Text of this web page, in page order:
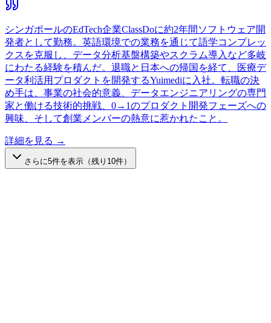
シンガポールのEdTech企業ClassDoに約2年間ソフトウェア開
発者として勤務。英語環境での業務を通じて語学コンプレッ
クスを克服し、データ分析基盤構築やスクラム導入など多岐
にわたる経験を積んだ。退職と日本への帰国を経て、医療デ
ータ利活用プロダクトを開発するYuimediに入社。転職の決
め手は、事業の社会的意義、データエンジニアリングの専門
家と働ける技術的挑戦、0→1のプロダクト開発フェーズへの
興味、そして創業メンバーの熱意に惹かれたこと。
詳細を見る →
さらに5件を表示（残り 10件）